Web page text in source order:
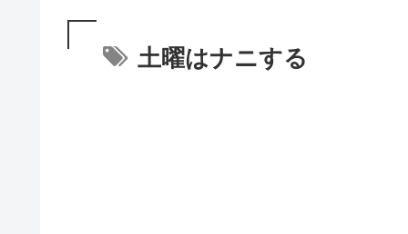
土曜はナニする